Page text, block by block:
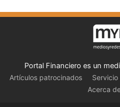
Portal Financiero es un
Artículos patrocinados
Acerca